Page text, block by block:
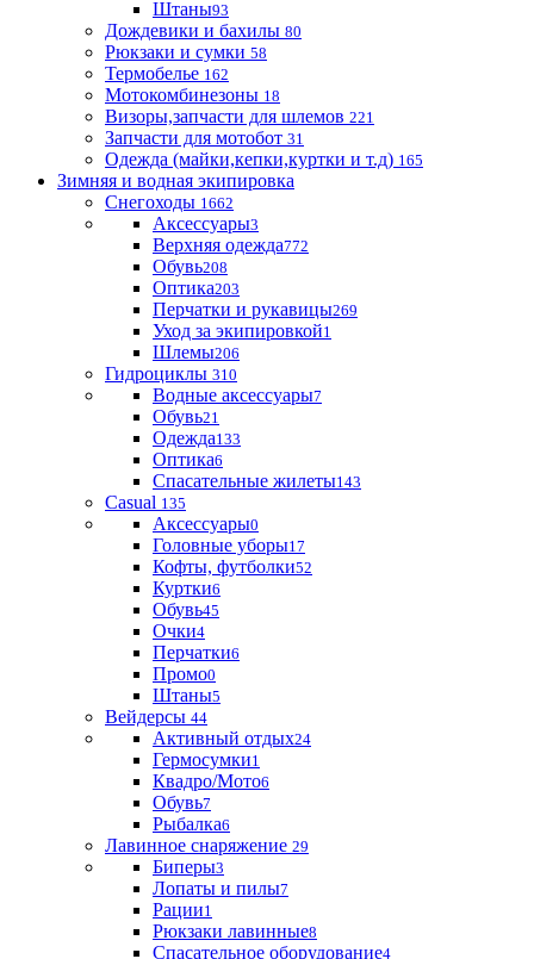
Штаны93
Дождевики и бахилы 80
Рюкзаки и сумки 58
Термобелье 162
Мотокомбинезоны 18
Визоры,запчасти для шлемов 221
Запчасти для мотобот 31
Одежда (майки,кепки,куртки и т.д) 165
Зимняя и водная экипировка
Снегоходы 1662
Аксессуары3
Верхняя одежда772
Обувь208
Оптика203
Перчатки и рукавицы269
Уход за экипировкой1
Шлемы206
Гидроциклы 310
Водные аксессуары7
Обувь21
Одежда133
Оптика6
Спасательные жилеты143
Casual 135
Аксессуары0
Головные уборы17
Кофты, футболки52
Куртки6
Обувь45
Очки4
Перчатки6
Промо0
Штаны5
Вейдерсы 44
Активный отдых24
Гермосумки1
Квадро/Мото6
Обувь7
Рыбалка6
Лавинное снаряжение 29
Биперы3
Лопаты и пилы7
Рации1
Рюкзаки лавинные8
Спасательное оборудование4